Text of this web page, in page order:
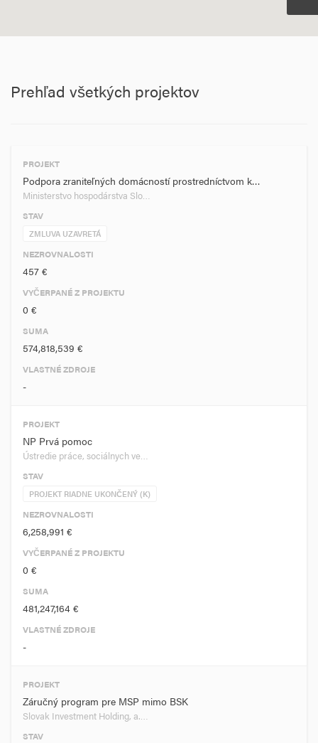
Prehľad všetkých projektov
PROJEKT
Podpora zraniteľných domácností prostredníctvom k…
Ministerstvo hospodárstva Slo…
STAV
ZMLUVA UZAVRETÁ
NEZROVNALOSTI
457 €
VYČERPANÉ Z PROJEKTU
0 €
SUMA
574,818,539 €
VLASTNÉ ZDROJE
-
PROJEKT
NP Prvá pomoc
Ústredie práce, sociálnych ve…
STAV
PROJEKT RIADNE UKONČENÝ (K)
NEZROVNALOSTI
6,258,991 €
VYČERPANÉ Z PROJEKTU
0 €
SUMA
481,247,164 €
VLASTNÉ ZDROJE
-
PROJEKT
Záručný program pre MSP mimo BSK
Slovak Investment Holding, a.…
STAV